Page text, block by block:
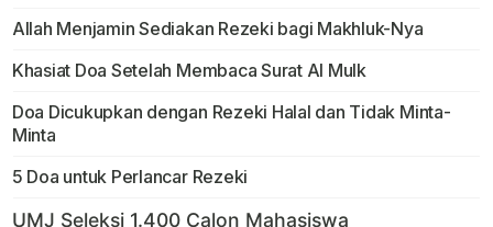
Allah Menjamin Sediakan Rezeki bagi Makhluk-Nya
Khasiat Doa Setelah Membaca Surat Al Mulk
Doa Dicukupkan dengan Rezeki Halal dan Tidak Minta-
Minta
5 Doa untuk Perlancar Rezeki